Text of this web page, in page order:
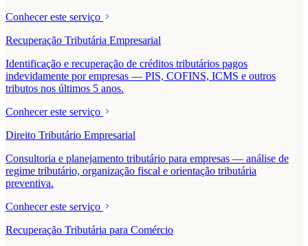
Conhecer este serviço
Recuperação Tributária Empresarial
Identificação e recuperação de créditos tributários pagos
indevidamente por empresas — PIS, COFINS, ICMS e outros
tributos nos últimos 5 anos.
Conhecer este serviço
Direito Tributário Empresarial
Consultoria e planejamento tributário para empresas — análise de
regime tributário, organização fiscal e orientação tributária
preventiva.
Conhecer este serviço
Recuperação Tributária para Comércio